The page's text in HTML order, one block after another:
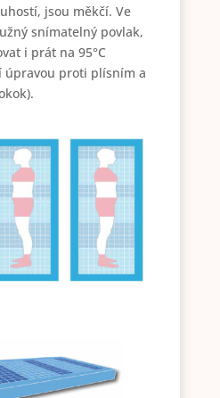
jsou měkčí. Ve
snímatelný povlak,
i prát na 95°C
úpravou proti plísním a